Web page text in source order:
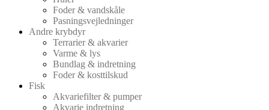
Foder & vandskåle
Pasningsvejledninger
Andre krybdyr
Terrarier & akvarier
Varme & lys
Bundlag & indretning
Foder & kosttilskud
Fisk
Akvariefilter & pumper
Akvarie indretning